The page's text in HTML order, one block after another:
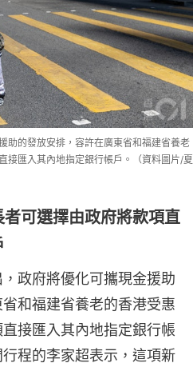
助的發放安排，容許在廣東省和福建省養老
接匯入其內地指定銀行帳戶。（資料圖片/夏
可選擇由政府將款項直
政府將優化可攜現金援助
和福建省養老的香港受惠
接匯入其內地指定銀行帳
程的李家超表示，這項新